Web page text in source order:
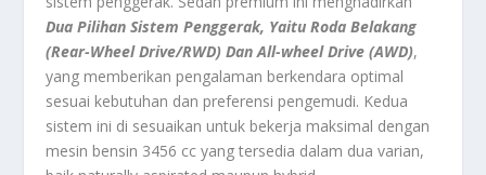
Dua Pilihan Sistem Penggerak, Yaitu Roda Belakang
(Rear-Wheel Drive/RWD) Dan All-wheel Drive (AWD),
yang memberikan pengalaman berkendara optimal
sesuai kebutuhan dan preferensi pengemudi. Kedua
sistem ini di sesuaikan untuk bekerja maksimal dengan
mesin bensin 3456 cc yang tersedia dalam dua varian,